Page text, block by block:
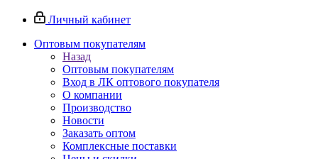
Личный кабинет
Оптовым покупателям
Назад
Оптовым покупателям
Вход в ЛК оптового покупателя
О компании
Производство
Новости
Заказать оптом
Комплексные поставки